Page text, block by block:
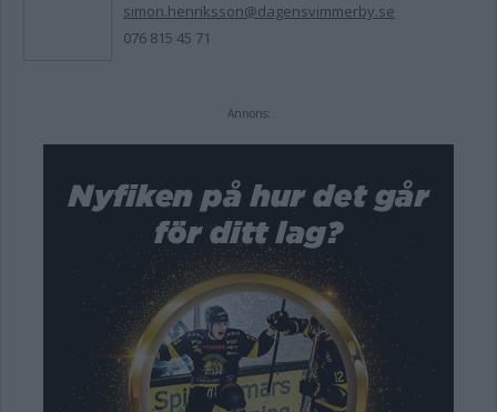
simon.henriksson@dagensvimmerby.se
076 815 45 71
Annons: